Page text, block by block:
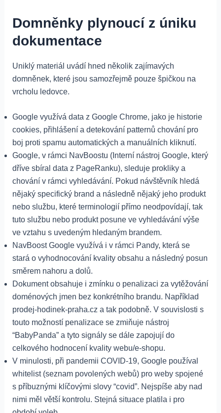
Domněnky plynoucí z úniku
dokumentace
Uniklý materiál uvádí hned několik zajímavých
domněnek, které jsou samozřejmě pouze špičkou na
vrcholu ledovce.
Google využívá data z Google Chrome, jako je historie
cookies, přihlášení a detekování patternů chování pro
boj proti spamu automatických a manuálních kliknutí.
Google, v rámci NavBoostu (Interní nástroj Google, který
dříve sbíral data z PageRanku), sleduje prokliky a
chování v rámci vyhledávání. Pokud návštěvník hledá
nějaký specifický brand a následně nějaký jeho produkt
nebo službu, které terminologií přímo neodpovídají, tak
tuto službu nebo produkt posune ve vyhledávání výše
ve vztahu s uvedeným hledaným brandem.
NavBoost Google využívá i v rámci Pandy, která se
stará o vyhodnocování kvality obsahu a následný posun
směrem nahoru a dolů.
Dokument obsahuje i zmínku o penalizaci za vytěžování
doménových jmen bez konkrétního brandu. Například
prodej-hodinek-praha.cz a tak podobně. V souvislosti s
touto možností penalizace se zmiňuje nástroj
“BabyPanda” a tyto signály se dále zapojují do
celkového hodnocení kvality webu/e-shopu.
V minulosti, při pandemii COVID-19, Google používal
whitelist (seznam povolených webů) pro weby spojené
s příbuznými klíčovými slovy “covid”. Nejspíše aby nad
nimi měl větší kontrolu. Stejná situace platila i pro